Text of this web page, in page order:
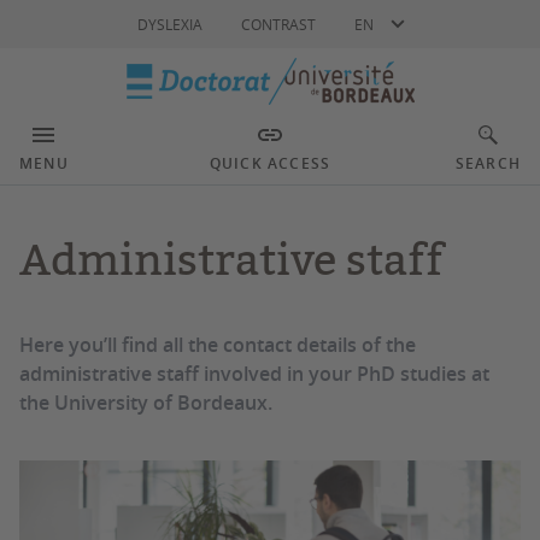
DYSLEXIA CONTRAST EN
MENU QUICK ACCESS SEARCH
Administrative staff
Here you’ll find all the contact details of the
administrative staff involved in your PhD studies at
the University of Bordeaux.